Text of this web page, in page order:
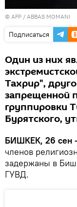
© AFP / ABBAS MOMANI
Подписаться
Один из них
Тахрир",
запрещенной
группировки
Бурятского,
БИШКЕК, 26 сен
членов
задержаны в
ГУВД.